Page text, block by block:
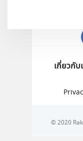
เกี่ยวกับ
© 2020